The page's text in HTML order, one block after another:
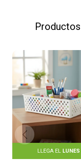
LLEGA EL LUNES